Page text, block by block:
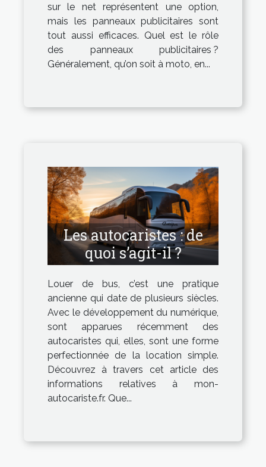
sur le net représentent une option,
mais les panneaux publicitaires sont
tout aussi efficaces. Quel est le rôle
des panneaux publicitaires ?
Généralement, qu’on soit à moto, en...
Les autocaristes : de
quoi s’agit-il ?
Louer de bus, c’est une pratique
ancienne qui date de plusieurs siècles.
Avec le développement du numérique,
sont apparues récemment des
autocaristes qui, elles, sont une forme
perfectionnée de la location simple.
Découvrez à travers cet article des
informations relatives à mon-
autocariste.fr. Que...